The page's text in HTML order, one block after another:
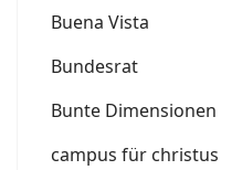
Buena Vista
Bundesrat
Bunte Dimensionen
campus für christus